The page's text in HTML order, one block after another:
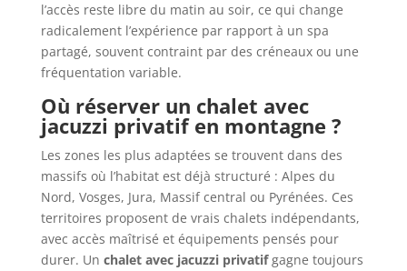
l’accès reste libre du matin au soir, ce qui change
radicalement l’expérience par rapport à un spa
partagé, souvent contraint par des créneaux ou une
fréquentation variable.
Où réserver un chalet avec
jacuzzi privatif en montagne ?
Les zones les plus adaptées se trouvent dans des
massifs où l’habitat est déjà structuré : Alpes du
Nord, Vosges, Jura, Massif central ou Pyrénées. Ces
territoires proposent de vrais chalets indépendants,
avec accès maîtrisé et équipements pensés pour
durer. Un chalet avec jacuzzi privatifgagne toujours